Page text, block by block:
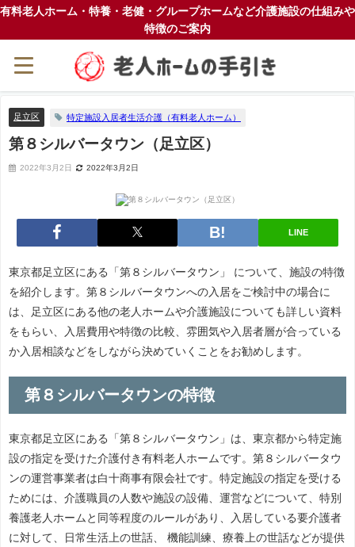
有料老人ホーム・特養・老健・グループホームなど介護施設の仕組みや
特徴のご案内
足立区 特定施設入居者生活介護（有料老人ホーム）
第８シルバータウン（足立区）
2022年3月2日 2022年3月2日
LINE
東京都足立区にある「第８シルバータウン」 について、施設の特徴
を紹介します。第８シルバータウンへの入居をご検討中の場合に
は、足立区にある他の老人ホームや介護施設についても詳しい資料
をもらい、入居費用や特徴の比較、雰囲気や入居者層が合っている
か入居相談などをしながら決めていくことをお勧めします。
第８シルバータウンの特徴
東京都足立区にある「第８シルバータウン」は、東京都から特定施
設の指定を受けた介護付き有料老人ホームです。第８シルバータウ
ンの運営事業者は白十商事有限会社です。特定施設の指定を受ける
ためには、介護職員の人数や施設の設備、運営などについて、特別
養護老人ホームと同等程度のルールがあり、入居している要介護者
に対して、日常生活上の世話、 機能訓練、療養上の世話などが提供